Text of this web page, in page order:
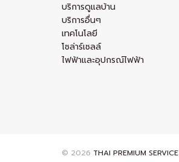
บริการดูแลบ้าน
บริการอื่นๆ
เทคโนโลยี
โซล่าร์เซลล์
ไฟฟ้าและอุปกรณ์ไฟฟ้า
© 2026 THAI PREMIUM SERVICE